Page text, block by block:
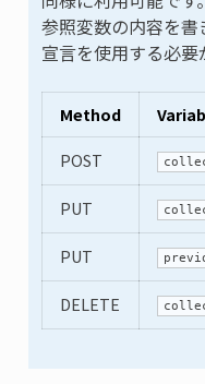
参照変数の内容を
宣言を使用する必要
Method
POST
PUT
PUT
DELETE